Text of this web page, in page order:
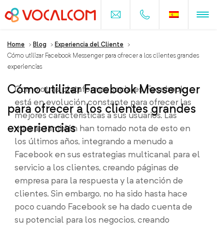
Home > Blog > Experiencia del Cliente
>
Cómo utilizar Facebook Messenger para ofrecer a los clientes grandes
experiencias
Cómo utilizar Facebook Messenger
para ofrecer a los clientes grandes
experiencias
Como otras plataformas sociales, Facebook
está en evolución constante para ofrecer las
mejores características a sus usuarios. Las
marcas también han tomado nota de esto en
los últimos años, integrando a menudo a
Facebook en sus estrategias multicanal para el
servicio a los clientes, creando páginas de
empresa para la respuesta y la atención de
clientes. Sin embargo, no ha sido hasta hace
poco cuando Facebook se ha dado cuenta de
su potencial para los negocios, creando